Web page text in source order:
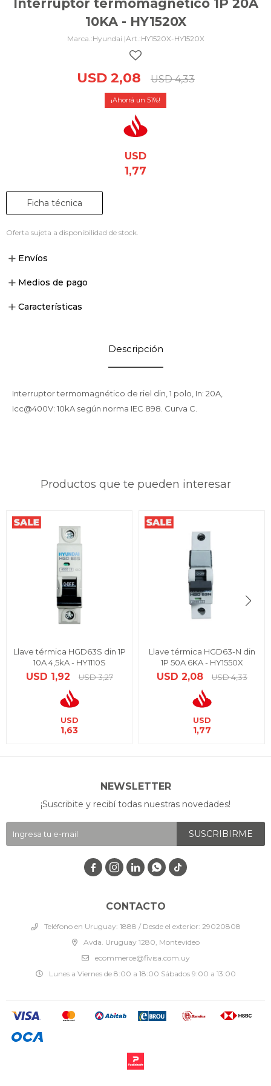
Interruptor termomagnético 1P 20A
10KA - HY1520X
Hyundai | HY1520X-HY1520X
USD 2,08 USD 4,33
51
USD
1,77
Ficha técnica
Oferta sujeta a disponibilidad de stock.
Envíos
Medios de pago
Características
Descripción
Interruptor termomagnético de riel din, 1 polo, In: 20A,
Icc@400V: 10kA según norma IEC 898. Curva C.
Productos que te pueden interesar
Llave térmica HGD63S din 1P
10A 4,5kA - HY1110S
USD 1,92 USD 3,27
USD
1,63
Llave térmica HGD63-N din
1P 50A 6KA - HY1550X
USD 2,08 USD 4,33
USD
1,77
CONTACTO
Teléfono en Uruguay: 1888 / Desde el exterior: 29020808
Avda. Uruguay 1280, Montevideo
ecommerce@fivisa.com.uy
Lunes a Viernes de 8:00 a 18:00 Sábados 9:00 a 13:00
NEWSLETTER
¡Suscribite y recibí todas nuestras novedades!
SUSCRIBIRME
   